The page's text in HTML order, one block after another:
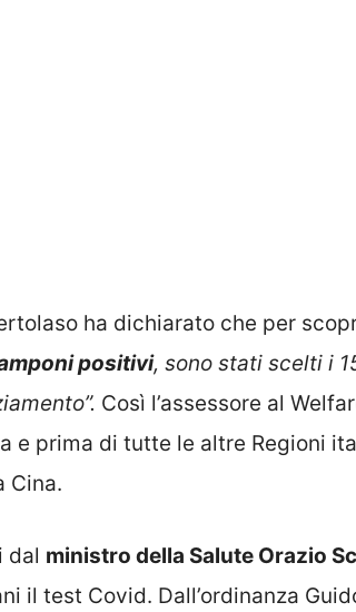
ha dichiarato che per
positivi, sono stati scelti i
Così l’assessore al
e prima di tutte le altre Regioni
Cina.
dal ministro della Salute Orazio
il test Covid. Dall’ordinanza